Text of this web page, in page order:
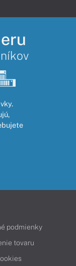
podmienky
tovaru